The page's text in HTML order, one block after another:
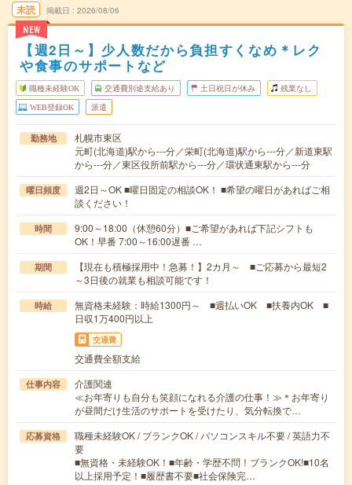
未読
NEW
掲載日 2026/08/06
【週2日～】少人数だから負担すくなめ＊レク
や食事のサポートなど
職種未経験OK 交通費別途支給あり 土日祝日が休み 残業なし
WEB登録OK 派遣
勤務地
札幌市東区
元町(北海道)駅から---分／栄町(北海道)駅から---分／新道東駅
から---分／東区役所前駅から---分／環状通東駅から---分
曜日頻度
週2日～OK ■曜日固定の相談OK！ ■希望の曜日があればご相
談ください！
時間
9:00～18:00（休憩60分）■ご希望があれば下記シフトも
OK！早番 7:00～16:00遅番 …
期間
【現在も積極採用中！急募！】2カ月～ ■ご応募から最短2
～3日後の就業も相談可能です！
時給
無資格未経験：時給1300円～ ■週払いOK ■扶養内OK ■
日収1万400円以上
交通費
交通費全額支給
仕事内容
介護関連
≪お年寄りも自分も笑顔になれる介護の仕事！≫＊お年寄り
が昼間だけ生活のサポートを受けたり、気分転換で…
応募資格
職種未経験OK / ブランクOK / パソコンスキル不要 / 英語力不
要
■無資格・未経験OK！■年齢・学歴不問！ブランクOK!■10名
以上採用予定！■履歴書不要■社会保険完…